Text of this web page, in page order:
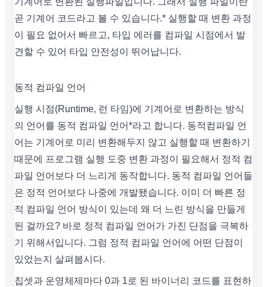
곧 기계어 코드라고 볼 수 있습니다.* 실행할 때 변환 과정
이 필요 없어서 빠르고, 타입 에러를 컴파일 시점에서 발
견할 수 있어 타입 안전성이 뛰어납니다.
동적 컴파일 언어
실행 시점(Runtime, 런 타임)에 기계어로 변환하는 방식
의 언어를 동적 컴파일 언어*라고 합니다. 동적컴파일 언
어는 기계어로 미리 변환해두지 않고 실행할 때 변환하기
때문에 프로그램 실행 도중 변환 과정이 필요해서 정적 컴
파일 언어보다 더 느리게 동작합니다. 동적 컴파일 언어들
은 정적 언어보다 나중에 개발됐습니다. 이미 더 빠른 정
적 컴파일 언어 방식이 있는데 왜 더 느린 방식을 만들게
된 걸까요? 바로 정적 컴파일 언어가 가진 단점을 극복하
기 위해서입니다. 그럼 정적 컴파일 언어에 어떤 단점이
있었는지 살펴봅시다.
칩셋과 운영체제마다 0과 1로 된 바이너리 코드를 표현하